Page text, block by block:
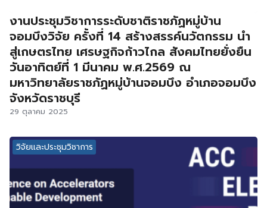
งานประชุมวิชาการระดับชาติราชภัฏหมู่บ้าน
จอมบึงวิจัย ครั้งที่ 14 สร้างสรรค์นวัตกรรม นำ
สู่เกษตรไทย เศรษฐกิจก้าวไกล สังคมไทยยั่งยืน
วันอาทิตย์ที่ 1 มีนาคม พ.ศ.2569 ณ
มหาวิทยาลัยราชภัฏหมู่บ้านจอมบึง อำเภอจอมบึง
จังหวัดราชบุรี
29 ตุลาคม 2025
วิจัยและประชุมวิชาการ